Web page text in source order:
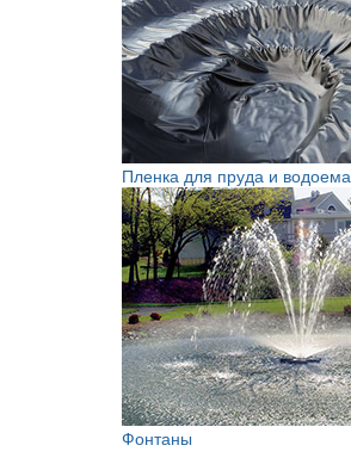
Пленка для пруда и водоема
Фонтаны